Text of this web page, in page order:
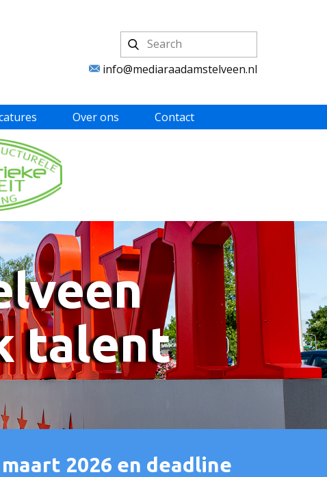
info@mediaraadamstelveen.nl
Over ons Contact
talent
2026 en deadline